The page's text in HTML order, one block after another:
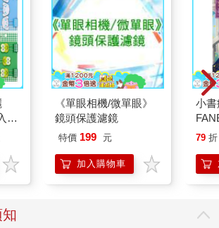
就僱用了十三歲的妲薇．蓋文森撰寫專欄。
客由於在中西部郊區家中發展出的古怪風格
很快就取得了成功。那個時刻從本質上說明
接受訓練也想取得工作的這個媒體產業DNA
而且這些轉變代表資訊和文化環境的徹底
的媒體工作者，一方面我深深感到體制的荒
原本就有經濟和社會資本，否則很難向前
比大多數人幸運了，因為我的家人可以資助
知道他們的慷慨還是遠遠不足以讓我撐到取
通勤到辦公室，需要在紐澤西州公共交通工
這讓我多出很多時間煩惱。不難看出如果媒
終要負責訊息和娛樂的製作及行銷，而這
組
《單眼相機/微單眼》
鏡頭保護濾鏡
特價 199 元
加入購物車
小
成
79 折